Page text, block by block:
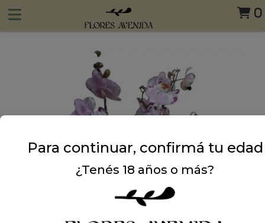
0
Para continuar, confirmá tu edad
¿Tenés 18 años o más?